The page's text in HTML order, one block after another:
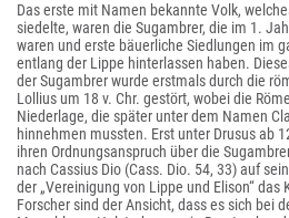
Das erste mit Namen bekannte Volk,
siedelte, waren die Sugambrer, die im 1.
waren und erste bäuerliche Siedlungen im
entlang der Lippe hinterlassen haben.
der Sugambrer wurde erstmals durch die
Lollius um 18 v. Chr. gestört, wobei die
Niederlage, die später unter dem Namen
hinnehmen mussten. Erst unter Drusus ab
ihren Ordnungsanspruch über die
nach Cassius Dio (Cass. Dio. 54, 33) auf
der „Vereinigung von Lippe und Elison“
Forscher sind der Ansicht, dass es sich bei